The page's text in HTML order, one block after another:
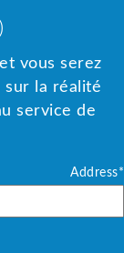
vous serez
sur la réalité
service de